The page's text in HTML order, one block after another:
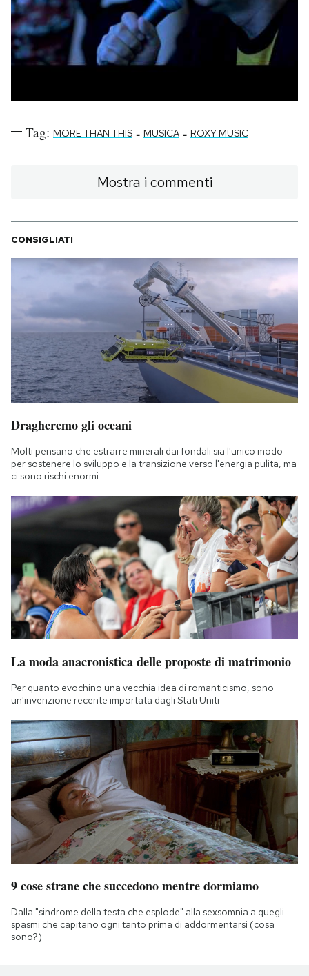
Tag: MORE THAN THIS - MUSICA - ROXY MUSIC
Mostra i commenti
CONSIGLIATI
Dragheremo gli oceani
Molti pensano che estrarre minerali dai fondali sia l'unico modo
per sostenere lo sviluppo e la transizione verso l'energia pulita, ma
ci sono rischi enormi
La moda anacronistica delle proposte di matrimonio
Per quanto evochino una vecchia idea di romanticismo, sono
un'invenzione recente importata dagli Stati Uniti
9 cose strane che succedono mentre dormiamo
Dalla "sindrome della testa che esplode" alla sexsomnia a quegli
spasmi che capitano ogni tanto prima di addormentarsi (cosa
sono?)